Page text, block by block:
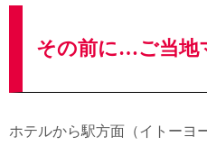
その前に…ご当地
ホテルから駅方面（イトーヨ